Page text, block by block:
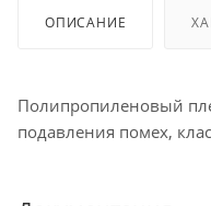
ОПИСАНИЕ
Полипропиленовый
подавления помех,